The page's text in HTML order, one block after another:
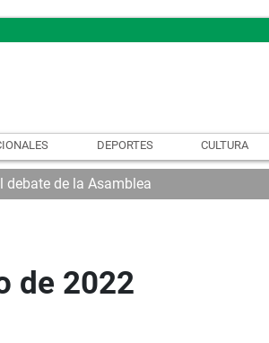
DEPORTES CULTURA
debate de la Asamblea
de 2022